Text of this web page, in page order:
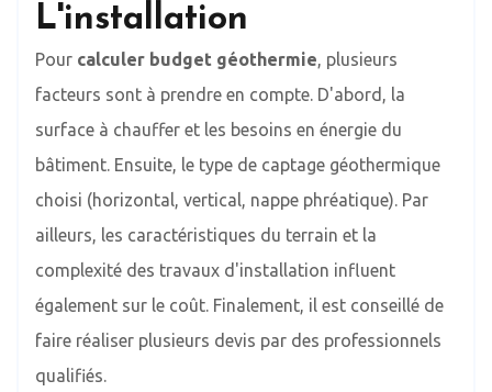
L'installation
Pour calculer budget géothermie, plusieurs
facteurs sont à prendre en compte. D'abord, la
surface à chauffer et les besoins en énergie du
bâtiment. Ensuite, le type de captage géothermique
choisi (horizontal, vertical, nappe phréatique). Par
ailleurs, les caractéristiques du terrain et la
complexité des travaux d'installation influent
également sur le coût. Finalement, il est conseillé de
faire réaliser plusieurs devis par des professionnels
qualifiés.